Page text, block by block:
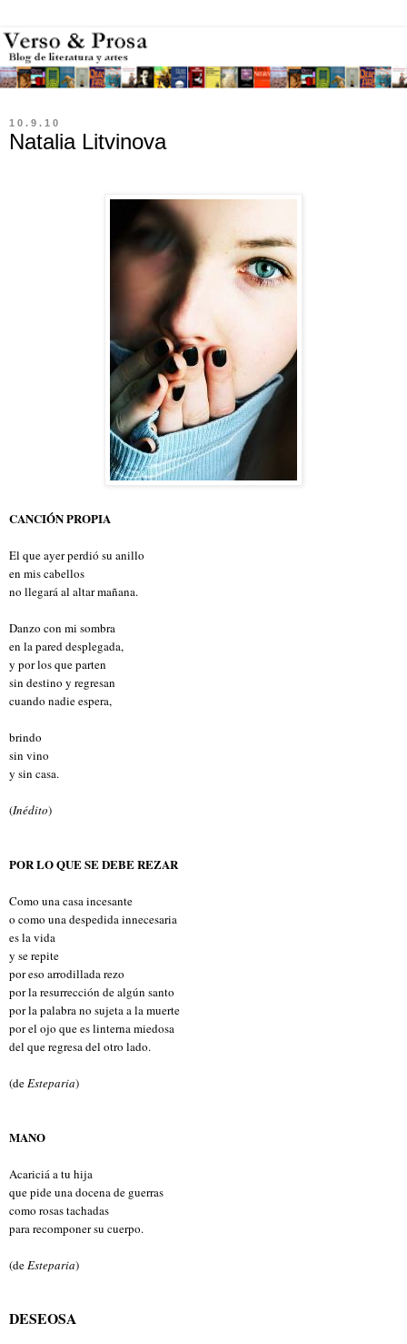
10.9.10
Natalia Litvinova
CANCIÓN PROPIA
El que ayer perdió su anillo
en mis cabellos
no llegará al altar mañana.
Danzo con mi sombra
en la pared desplegada,
y por los que parten
sin destino y regresan
cuando nadie espera,
brindo
sin vino
y sin casa.
(Inédito)
POR LO QUE SE DEBE REZAR
Como una casa incesante
o como una despedida innecesaria
es la vida
y se repite
por eso arrodillada rezo
por la resurrección de algún santo
por la palabra no sujeta a la muerte
por el ojo que es linterna miedosa
del que regresa del otro lado.
(deEsteparia)
MANO
Acariciá a tu hija
que pide una docena de guerras
como rosas tachadas
para recomponer su cuerpo.
(deEsteparia)
DESEOSA